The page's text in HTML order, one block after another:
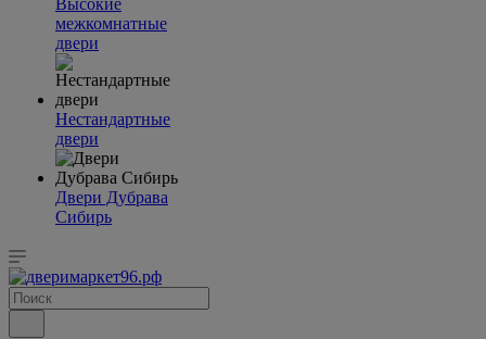
Высокие
межкомнатные
двери
Нестандартные
двери
Двери Дубрава
Сибирь